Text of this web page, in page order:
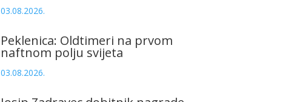
03.08.2026.
Peklenica: Oldtimeri na prvom
naftnom polju svijeta
03.08.2026.